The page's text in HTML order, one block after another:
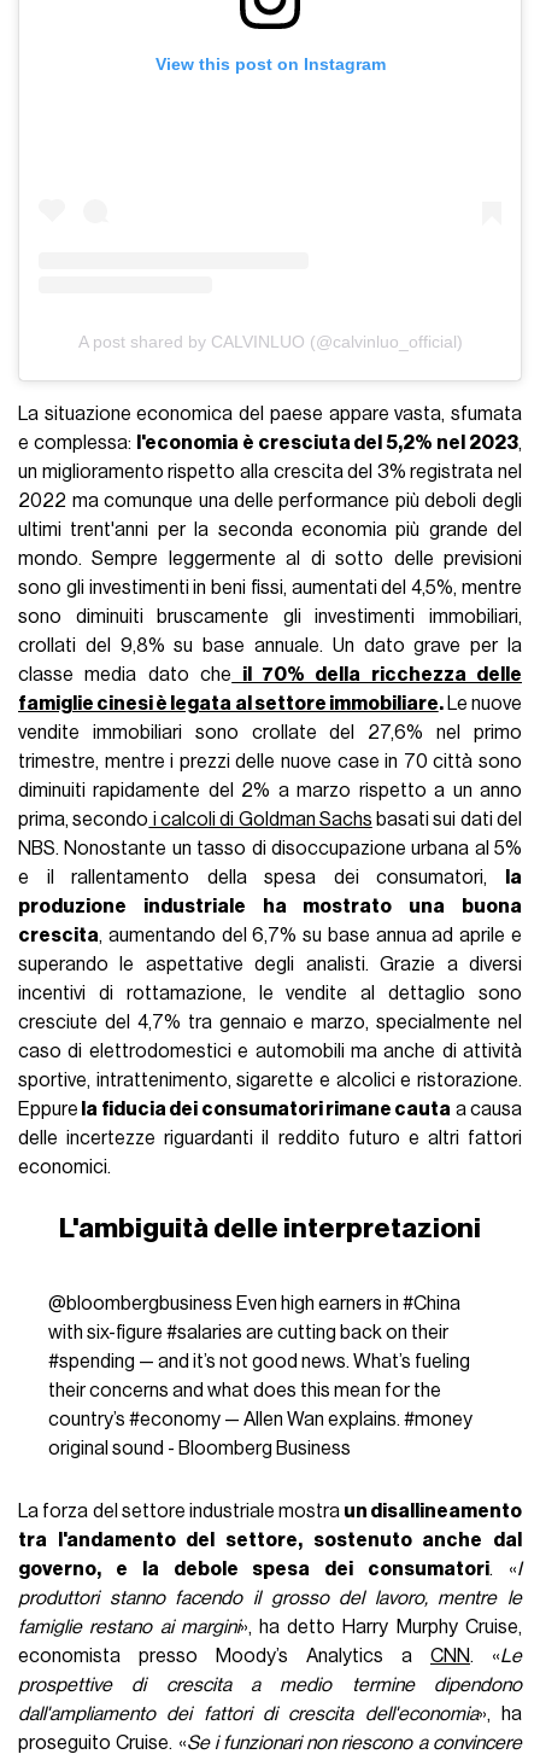
View this post on Instagram
A post shared by CALVINLUO (@calvinluo_official)
La situazione economica del paese appare vasta, sfumata
e complessa:
l'economia è cresciuta del 5,2% nel 2023,
un miglioramento rispetto alla crescita del 3% registrata nel
2022 ma comunque una delle performance più deboli degli
ultimi trent'anni per la seconda economia più grande del
mondo. Sempre leggermente al di sotto delle previsioni
sono gli investimenti in beni fissi, aumentati del 4,5%, mentre
sono diminuiti bruscamente gli investimenti immobiliari,
crollati del 9,8% su base annuale. Un dato grave per la
classe media dato che il 70% della ricchezza delle
famiglie cinesi è legata al settore immobiliare.Le nuove
vendite immobiliari sono crollate del 27,6% nel primo
trimestre, mentre i prezzi delle nuove case in 70 città sono
diminuiti rapidamente del 2% a marzo rispetto a un anno
prima, secondo i calcoli di Goldman Sachs basati sui dati del
NBS. Nonostante un tasso di disoccupazione urbana al 5%
e il rallentamento della spesa dei consumatori,
la
produzione industriale ha mostrato una buona
crescita, aumentando del 6,7% su base annua ad aprile e
superando le aspettative degli analisti. Grazie a diversi
incentivi di rottamazione, le vendite al dettaglio sono
cresciute del 4,7% tra gennaio e marzo, specialmente nel
caso di elettrodomestici e automobili ma anche di attività
sportive, intrattenimento, sigarette e alcolici e ristorazione.
Eppure la fiducia dei consumatori rimane cauta a causa
delle incertezze riguardanti il reddito futuro e altri fattori
economici.
L'ambiguità delle interpretazioni
@bloombergbusiness Even high earners in #China
with six-figure #salaries are cutting back on their
#spending — and it’s not good news. What’s fueling
their concerns and what does this mean for the
country’s #economy— Allen Wan explains. #money
original sound - Bloomberg Business
La forza del settore industriale mostra un disallineamento
tra l'andamento del settore, sostenuto anche dal
governo, e la debole spesa dei consumatori. «I
produttori stanno facendo il grosso del lavoro, mentre le
famiglie restano ai margini», ha detto Harry Murphy Cruise,
economista presso Moody’s Analytics a CNN. «Le
prospettive di crescita a medio termine dipendono
dall'ampliamento dei fattori di crescita dell'economia», ha
proseguito Cruise. «Se i funzionari non riescono a convincere